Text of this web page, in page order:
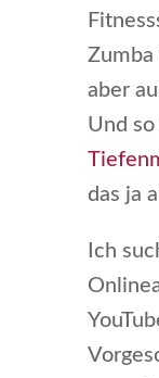
Zumba
aber
Und
das ja
Ich